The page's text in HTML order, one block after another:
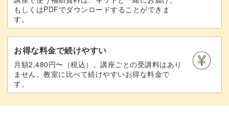
てみませんか？
もしくはPDFでダウンロードすることができま
す。
お得な料金で続けやすい
月額2,480円〜（税込）。講座ごとの受講料はあり
ません。教室に比べて続けやすいお得な料金で
す。